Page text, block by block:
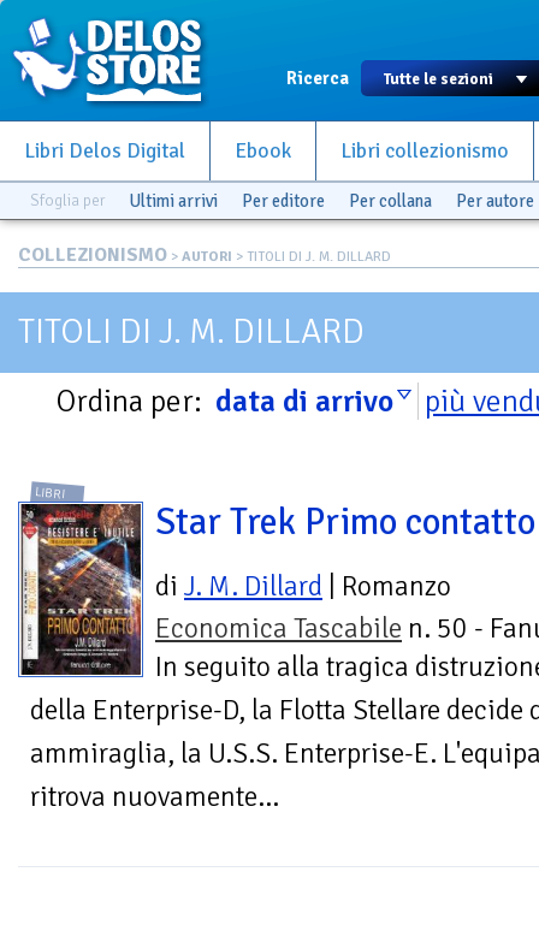
Ricerca
Libri Delos Digital Ebook Libri collezionismo
Sfoglia per Ultimi arrivi Per editore Per collana Per autore
COLLEZIONISMO > AUTORI > TITOLI DI J. M. DILLARD
TITOLI DI J. M. DILLARD
Ordina per: data di arrivo più
LIBRI
Star Trek Primo contatto
di J. M. Dillard | Romanzo
Economica Tascabile n. 50 -
In seguito alla tragica
della Enterprise-D, la Flotta Stellare decide
ammiraglia, la U.S.S. Enterprise-E.
ritrova nuovamente...